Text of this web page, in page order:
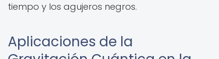
tiempo y los agujeros negros.
Aplicaciones de la